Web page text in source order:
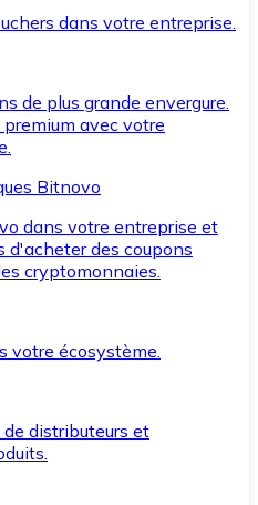
dans votre entreprise.
de plus grande envergure.
avec votre
Bitnovo
dans votre entreprise et
d'acheter des coupons
cryptomonnaies.
votre écosystème.
distributeurs et